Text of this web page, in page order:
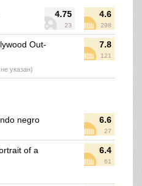
4.75
23
4.6
298
7.8
121
Out-
указан)
6.6
27
negro
6.4
61
of a